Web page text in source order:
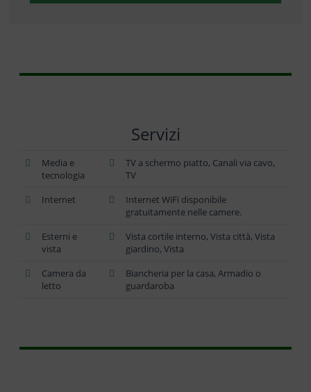
Servizi
Media e
tecnologia
TV a schermo piatto, Canali via cavo,
TV
Internet
Internet WiFi disponibile
gratuitamente nelle camere.
Esterni e
vista
Vista cortile interno, Vista città, Vista
giardino, Vista
Camera da
letto
Biancheria per la casa, Armadio o
guardaroba